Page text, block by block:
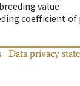
value
coefficient
Data privacy